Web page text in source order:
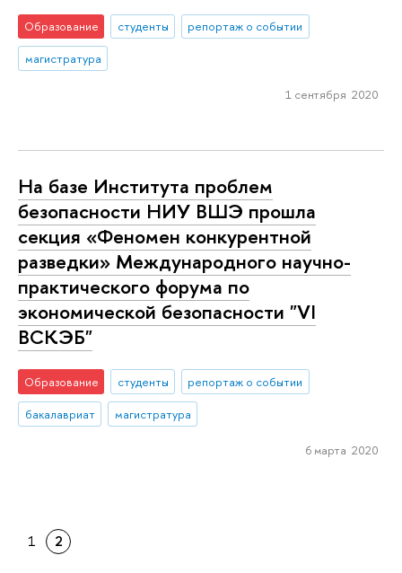
Образование студенты
репортаж о событии
магистратура
1 сентября 2020
На базе Института проблем
безопасности НИУ ВШЭ прошла
секция «Феномен конкурентной
разведки» Международного научно-
практического форума по
экономической безопасности "VI
ВСКЭБ"
Образование студенты
репортаж о событии
бакалавриат
магистратура
6 марта 2020
1 2